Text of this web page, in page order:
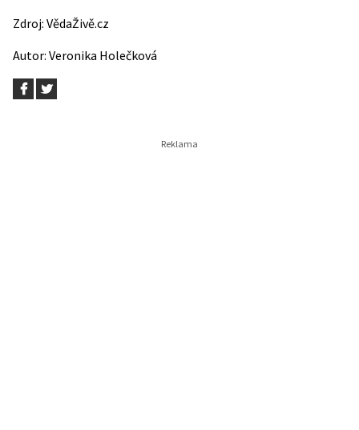
Zdroj: VědaŽivě.cz
Autor: Veronika Holečková